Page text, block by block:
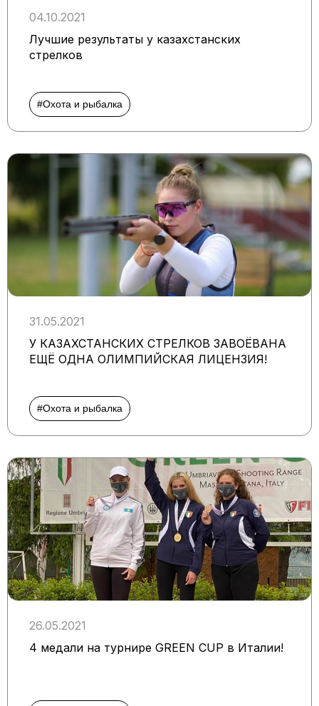
04.10.2021
Лучшие результаты у казахстанских
стрелков
#Охота и рыбалка
31.05.2021
У КАЗАХСТАНСКИХ СТРЕЛКОВ ЗАВОЁВАНА
ЕЩЁ ОДНА ОЛИМПИЙСКАЯ ЛИЦЕНЗИЯ!
#Охота и рыбалка
26.05.2021
4 медали на турнире GREEN CUP в Италии!